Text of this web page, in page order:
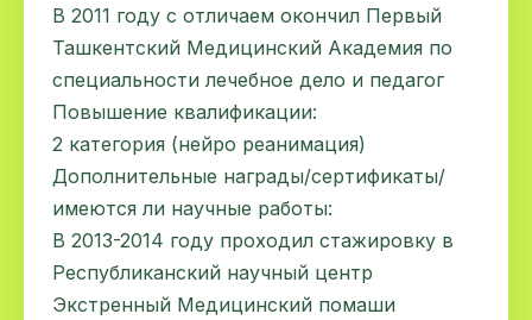
В 2011 году с отличаем окончил Первый
Ташкентский Медицинский Академия по
специальности лечебное дело и педагог
Повышение квалификации:
2 категория (нейро реанимация)
Дополнительные награды/сертификаты/
имеются ли научные работы:
В 2013-2014 году проходил стажировку в
Республиканский научный центр
Экстренный Медицинский помаши